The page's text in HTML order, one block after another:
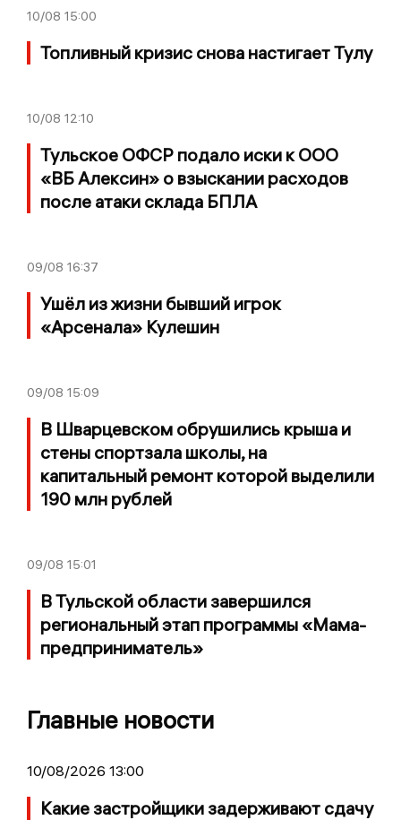
10/08 15:00
Топливный кризис снова настигает Тулу
10/08 12:10
Тульское ОФСР подало иски к ООО
«ВБ Алексин» о взыскании расходов
после атаки склада БПЛА
09/08 16:37
Ушёл из жизни бывший игрок
«Арсенала» Кулешин
09/08 15:09
В Шварцевском обрушились крыша и
стены спортзала школы, на
капитальный ремонт которой выделили
190 млн рублей
09/08 15:01
В Тульской области завершился
региональный этап программы «Мама-
предприниматель»
Главные новости
10/08/2026 13:00
Какие застройщики задерживают сдачу